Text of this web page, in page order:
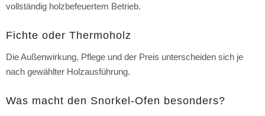
vollständig holzbefeuertem Betrieb.
Fichte oder Thermoholz
Die Außenwirkung, Pflege und der Preis unterscheiden sich je
nach gewählter Holzausführung.
Was macht den Snorkel-Ofen besonders?